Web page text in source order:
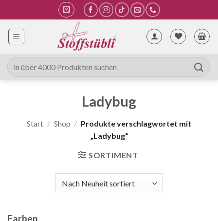
Inhalt
springen
Suche
nach:
Ladybug
Start / Shop / Produkte verschlagwortet mit
„Ladybug“
SORTIMENT
Farben